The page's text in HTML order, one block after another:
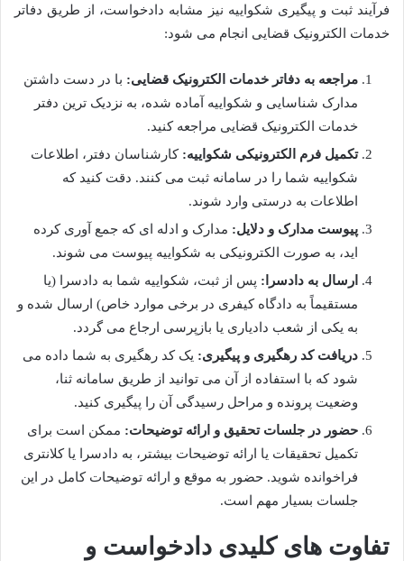
فرآیند ثبت و پیگیری شکواییه نیز مشابه دادخواست، از طریق دفاتر
خدمات الکترونیک قضایی انجام می شود:
مراجعه به دفاتر خدمات الکترونیک قضایی: با در دست داشتن
مدارک شناسایی و شکواییه آماده شده، به نزدیک ترین دفتر
خدمات الکترونیک قضایی مراجعه کنید.
تکمیل فرم الکترونیکی شکواییه: کارشناسان دفتر، اطلاعات
شکواییه شما را در سامانه ثبت می کنند. دقت کنید که
اطلاعات به درستی وارد شوند.
پیوست مدارک و دلایل: مدارک و ادله ای که جمع آوری کرده
اید، به صورت الکترونیکی به شکواییه پیوست می شوند.
ارسال به دادسرا: پس از ثبت، شکواییه شما به دادسرا (یا
مستقیماً به دادگاه کیفری در برخی موارد خاص) ارسال شده و
به یکی از شعب دادیاری یا بازپرسی ارجاع می گردد.
دریافت کد رهگیری و پیگیری: یک کد رهگیری به شما داده می
شود که با استفاده از آن می توانید از طریق سامانه ثنا،
وضعیت پرونده و مراحل رسیدگی آن را پیگیری کنید.
حضور در جلسات تحقیق و ارائه توضیحات: ممکن است برای
تکمیل تحقیقات یا ارائه توضیحات بیشتر، به دادسرا یا کلانتری
فراخوانده شوید. حضور به موقع و ارائه توضیحات کامل در این
جلسات بسیار مهم است.
تفاوت های کلیدی دادخواست و